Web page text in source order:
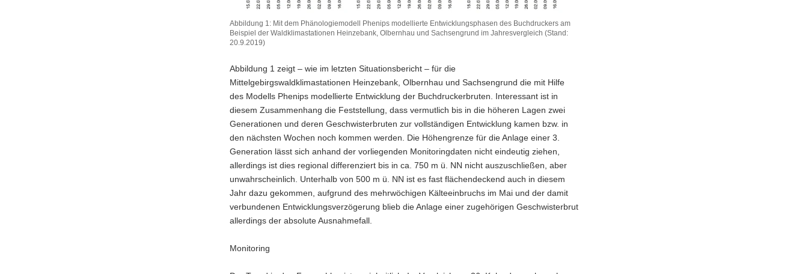
Abbildung 1: Mit dem Phänologiemodell Phenips modellierte Entwicklungsphasen des Buchdruckers am
Beispiel der Waldklimastationen Heinzebank, Olbernhau und Sachsengrund im Jahresvergleich (Stand:
20.9.2019)
1:
dem
Phänologiemodell
Phenips
modellierte
Entwicklungsphasen
Buchdruckers
am
Beispiel
der
Heinzebank,
Olbernhau
Sachsengrund
Abbildung 1 zeigt – wie im letzten Situationsbericht – für die
Mittelgebirgswaldklimastationen Heinzebank, Olbernhau und Sachsengrund die mit Hilfe
des Modells Phenips modellierte Entwicklung der Buchdruckerbruten. Interessant ist in
diesem Zusammenhang die Feststellung, dass vermutlich bis in die höheren Lagen zwei
Generationen und deren Geschwisterbruten zur vollständigen Entwicklung kamen bzw. in
den nächsten Wochen noch kommen werden. Die Höhengrenze für die Anlage einer 3.
Generation lässt sich anhand der vorliegenden Monitoringdaten nicht eindeutig ziehen,
allerdings ist dies regional differenziert bis in ca. 750 m ü. NN nicht auszuschließen, aber
unwahrscheinlich. Unterhalb von 500 m ü. NN ist es fast flächendeckend auch in diesem
Jahr dazu gekommen, aufgrund des mehrwöchigen Kälteeinbruchs im Mai und der damit
verbundenen Entwicklungsverzögerung blieb die Anlage einer zugehörigen Geschwisterbrut
allerdings der absolute Ausnahmefall.
Monitoring